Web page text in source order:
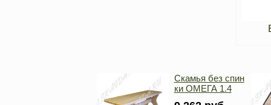
Скамья без спин
ки ОМЕГА 1.4